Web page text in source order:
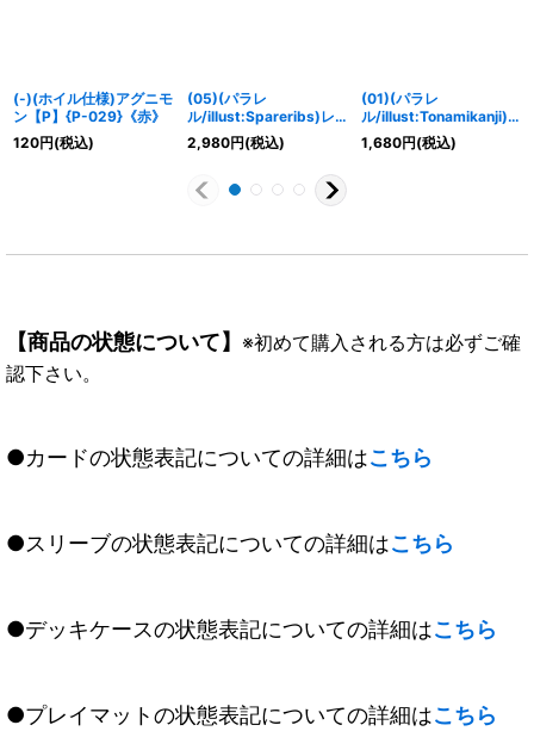
(-)(ホイル仕様)アグニモ
ン【P】{P-029}《赤》
120円(税込)
(05)(パラレ
ル/illust:Spareribs)レ
グルスモン【SR-P】
{EX10-053}《多》
2,980円(税込)
(01)(パラレ
ル/illust:Tonamikanji)
メタルグレイモン
【SR】{BT7-013}
1,680円(税込)
【商品の状態について】 ※初めて購入される方は必ずご確
認下さい。
●カードの状態表記についての詳細はこちら
●スリーブの状態表記についての詳細はこちら
●デッキケースの状態表記についての詳細はこちら
●プレイマットの状態表記についての詳細はこちら